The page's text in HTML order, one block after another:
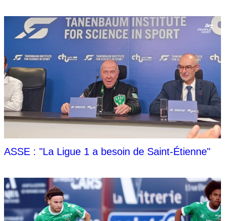
ASSE : "La Ligue 1 a besoin de Saint-Étienne"